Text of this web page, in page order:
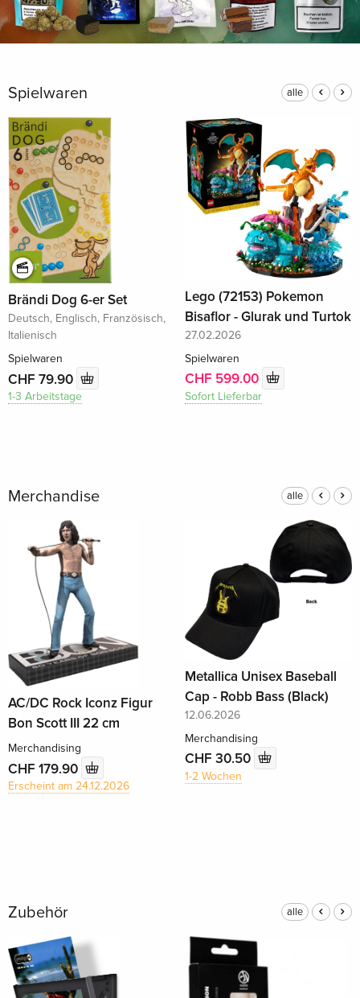
Spielwaren alle
Brändi Dog 6-er Set
Deutsch, Englisch, Französisch,
Italienisch
Spielwaren
CHF 79.90
1-3 Arbeitstage
Lego (72153) Pokemon
Bisaflor - Glurak und Turtok
27.02.2026
Spielwaren
CHF 599.00
Sofort Lieferbar
Merchandise alle
AC/DC Rock Iconz Figur
Bon Scott III 22 cm
Merchandising
CHF 179.90
Erscheint am 24.12.2026
Metallica Unisex Baseball
Cap - Robb Bass (Black)
12.06.2026
Merchandising
CHF 30.50
1-2 Wochen
Zubehör alle